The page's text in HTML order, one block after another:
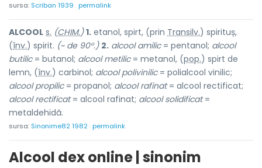
sursa: Scriban 1939 permalink
ALCOOL s. (CHIM.) 1. etanol, spirt, (prin Transilv.) spirituș,
(înv.) spirit. (~ de 90°.) 2. alcool amilic= pentanol; alcool
butilic= butanol; alcool metilic= metanol, (pop.) spirt de
lemn, (înv.) carbinol; alcool polivinilic= polialcool vinilic;
alcool propilic= propanol; alcool rafinat= alcool rectificat;
alcool rectificat= alcool rafinat; alcool solidificat=
metaldehidă.
sursa: Sinonime82 1982 permalink
Alcool dex online | sinonim